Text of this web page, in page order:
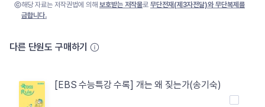
해당 자료는 저작권법에 의해 보호받는 저작물로 무단전재(제3자전달)와 무단복제를
금합니다.
다른 단원도 구매하기
[EBS 수능특강 수록] 개는 왜 짖는가(송기숙)